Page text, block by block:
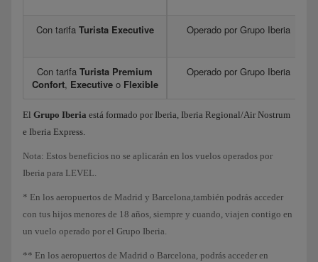
Con tarifa Turista Executive Operado por Grupo Iberia
Con tarifa Turista Premium
Confort, Executiveo Flexible
Operado por Grupo Iberia
El Grupo Iberia está formado por Iberia, Iberia Regional/Air Nostrum
e Iberia Express.
Nota: Estos beneficios no se aplicarán en los vuelos operados por
Iberia para LEVEL.
* En los aeropuertos de Madrid y Barcelona,también podrás acceder
con tus hijos menores de 18 años, siempre y cuando, viajen contigo en
un vuelo operado por el Grupo Iberia.
** En los aeropuertos de Madrid o Barcelona, podrás acceder en